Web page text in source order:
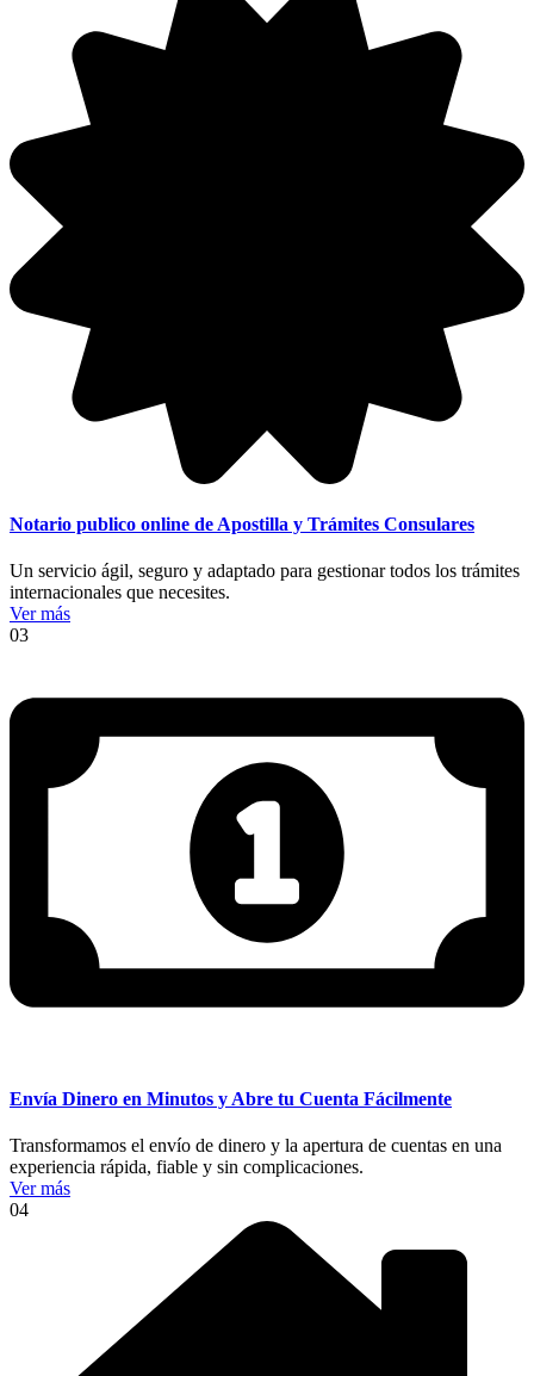
Notario publico online de Apostilla y Trámites Consulares
Un servicio ágil, seguro y adaptado para gestionar todos los trámites
internacionales que necesites.
Ver más
03
Envía Dinero en Minutos y Abre tu Cuenta Fácilmente
Transformamos el envío de dinero y la apertura de cuentas en una
experiencia rápida, fiable y sin complicaciones.
Ver más
04